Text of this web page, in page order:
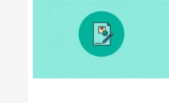
多功能投票小程序 1.5.1 高级授权版 带
文档 fastadmin插件